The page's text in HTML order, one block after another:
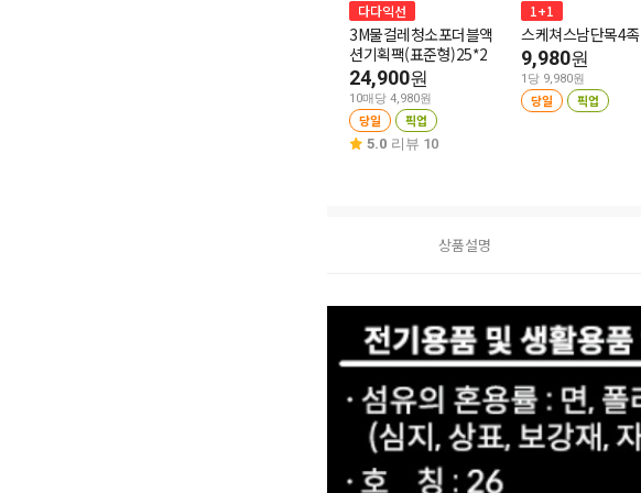
다다익선
3M물걸레청소포더블액
션기획팩(표준형)25*2
24,900원
10매당 4,980원
당일 픽업
5.0 리뷰 10
1+1
스케쳐스남단목4족
9,980원
1당 9,980원
당일 픽업
상품설명